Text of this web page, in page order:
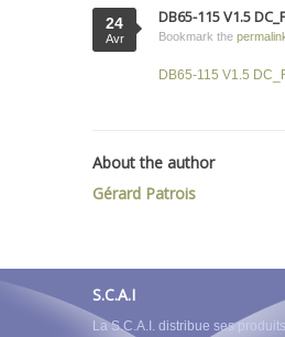
24
Avr
DB65-115 V1.5
Bookmark the
DB65-115 V1.5
About the author
Gérard Patrois
S.C.A.I
La S.C.A.I. distribue ses